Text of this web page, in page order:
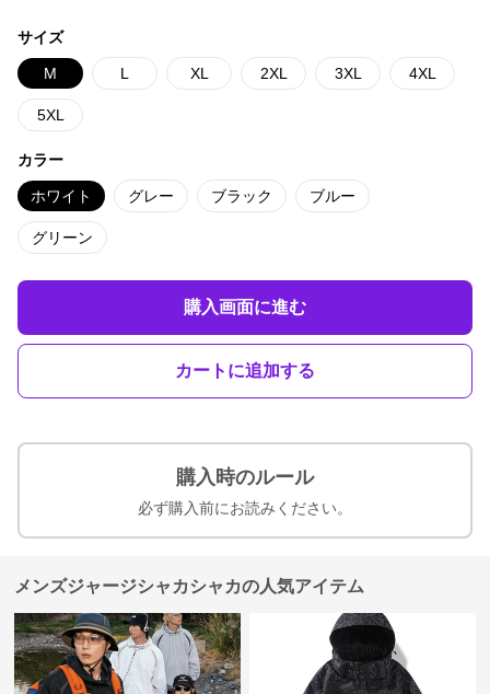
サイズ
M L XL 2XL 3XL 4XL
5XL
カラー
ホワイト グレー ブラック ブルー
グリーン
購入画面に進む
カートに追加する
購入時のルール
必ず購入前にお読みください。
メンズジャージシャカシャカの人気アイテム